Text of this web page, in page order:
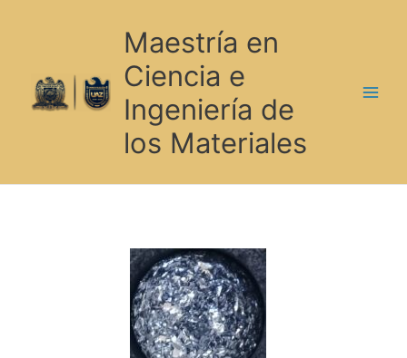
Maestría en
Ciencia e
Ingeniería de
los Materiales